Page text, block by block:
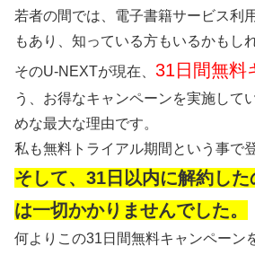
若者の間では、電子書籍サービス利
もあり、知っている方もいるかもし
そのU-NEXTが現在、 31日間無料
う、お得なキャンペーンを実施して
めな最大な理由です。
私も無料トライアル期間という事で
そして、31日以内に解約し
は一切かかりませんでした。
何よりこの31日間無料キャンペーン